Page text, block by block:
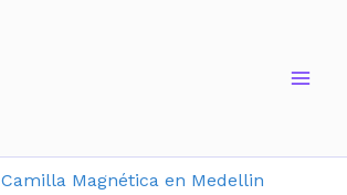
Camilla Magnética en Medellin